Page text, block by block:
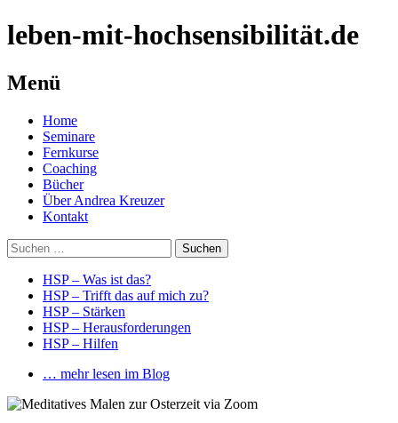
leben-mit-hochsensibilität.de
Menü
Springe
zum
Inhalt
Home
Seminare
Fernkurse
Coaching
Bücher
Über Andrea Kreuzer
Kontakt
Suchen
nach:
HSP – Was ist das?
HSP – Trifft das auf mich zu?
HSP – Stärken
HSP – Herausforderungen
HSP – Hilfen
… mehr lesen im Blog